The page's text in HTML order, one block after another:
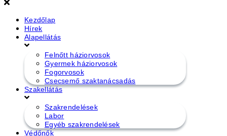
Kezdőlap
Hírek
Alapellátás
Felnőtt háziorvosok
Gyermek háziorvosok
Fogorvosok
Csecsemő szaktanácsadás
Szakellátás
Szakrendelések
Labor
Egyéb szakrendelések
Védőnők